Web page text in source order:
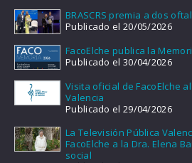
BRASCRS premia a dos
Publicado el 20/05/2026
FacoElche publica la
Publicado el 30/04/2026
Visita oficial de FacoElche
Valencia
Publicado el 29/04/2026
La Televisión Pública
FacoElche a la Dra. Elena
social